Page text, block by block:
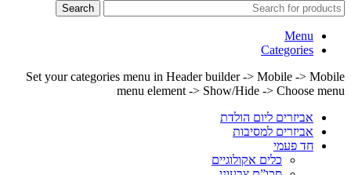
Search
Menu
Categories
Set your categories menu in Header builder -> Mobile -> Mobile
menu element -> Show/Hide -> Choose menu
אביזרים ליום הולדת
אביזרים למסיבות
חד פעמי
כלים אקולוגיים